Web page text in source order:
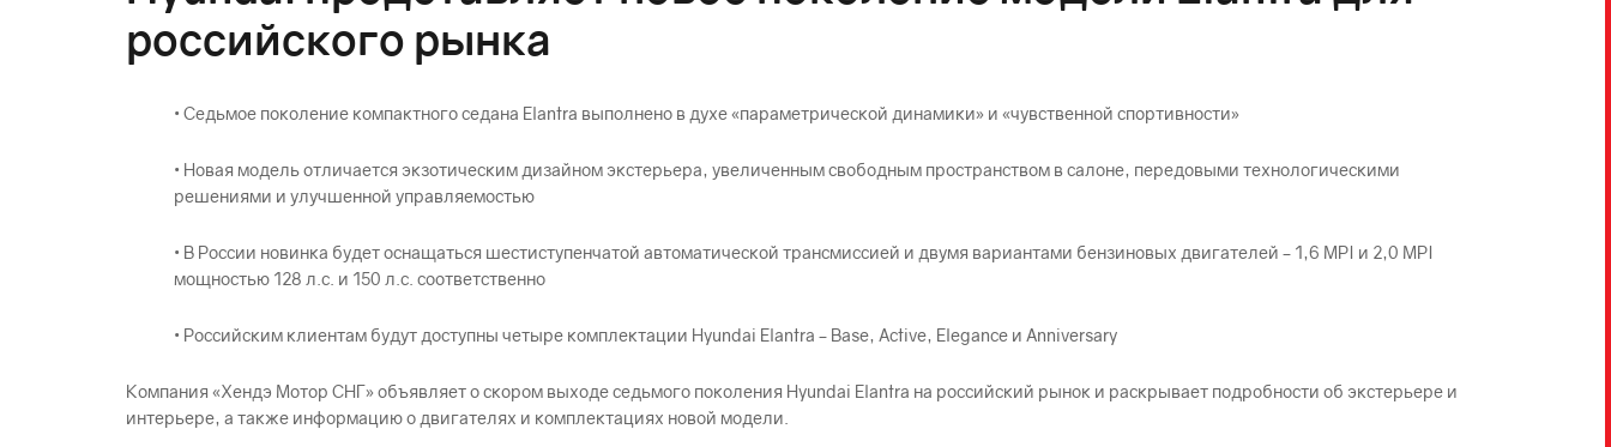
российского рынка
• Седьмое поколение компактного седана Elantra выполнено в духе «параметрической динамики» и «чувственной спортивности»
• Новая модель отличается экзотическим дизайном экстерьера, увеличенным свободным пространством в салоне, передовыми технологическими
решениями и улучшенной управляемостью
• В России новинка будет оснащаться шестиступенчатой автоматической трансмиссией и двумя вариантами бензиновых двигателей – 1,6 MPI и 2,0 MPI
мощностью 128 л.с. и 150 л.с. соответственно
• Российским клиентам будут доступны четыре комплектации Hyundai Elantra – Base, Active, Elegance и Anniversary
Компания «Хендэ Мотор СНГ» объявляет о скором выходе седьмого поколения Hyundai Elantra на российский рынок и раскрывает подробности об экстерьере и
интерьере, а также информацию о двигателях и комплектациях новой модели.